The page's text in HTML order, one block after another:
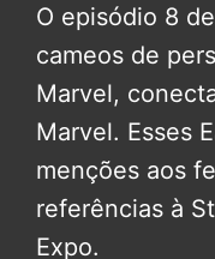
O episódio 8 de
cameos de
Marvel,
Marvel. Esses
menções aos
referências à
Expo.